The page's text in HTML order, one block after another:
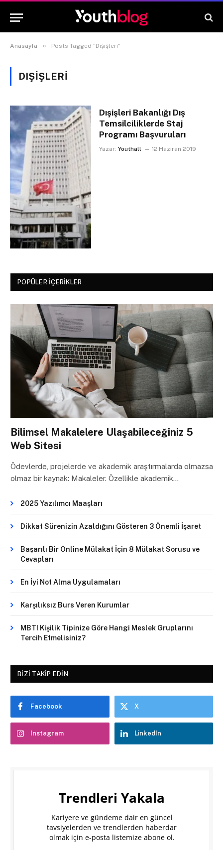
Anasayfa » Posts Tagged "Dışişleri"
DIŞIŞLERI
Dışişleri Bakanlığı Dış
Temsilciliklerde Staj
Programı Başvuruları
Yazar: Youthall 12 Haziran 2019
POPÜLER İÇERIKLER
Bilimsel Makalelere Ulaşabileceğiniz 5
Web Sitesi
Ödevlerde, projelerde ve akademik araştırmalarda olmazsa
olmaz bir kaynak: Makaleler. Özellikle akademik…
2025 Yazılımcı Maaşları
Dikkat Sürenizin Azaldığını Gösteren 3 Önemli İşaret
Başarılı Bir Online Mülakat İçin 8 Mülakat Sorusu ve
Cevapları
En İyi Not Alma Uygulamaları
Karşılıksız Burs Veren Kurumlar
MBTI Kişilik Tipinize Göre Hangi Meslek Gruplarını
Tercih Etmelisiniz?
BIZI TAKIP EDIN
Facebook X
Instagram LinkedIn
Trendleri Yakala
Kariyere ve gündeme dair en güncel
tavsiyelerden ve trendlerden haberdar
olmak için e-posta listemize abone ol.